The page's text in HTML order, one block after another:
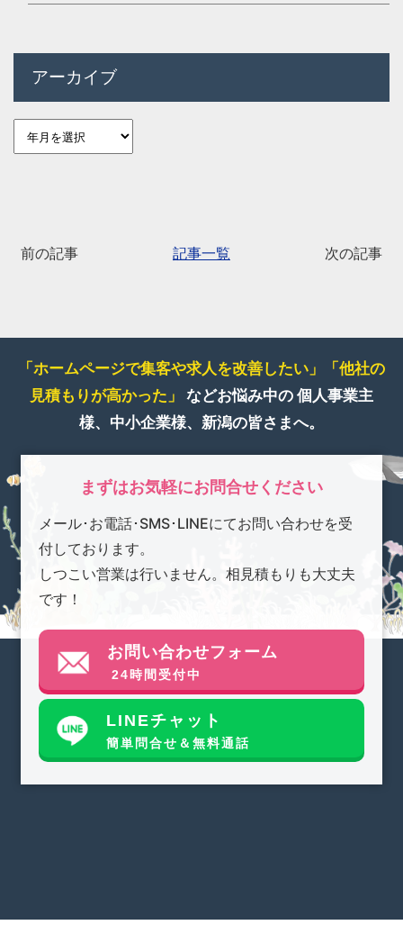
アーカイブ
前の記事 記事一覧 次の記事
「ホームページで集客や求人を改善したい」
「他社の
見積もりが高かった」 などお悩み中の 個人事業主
様、中小企業様、新潟の皆さまへ。
まずはお気軽にお問合せください
メール･お電話･SMS･LINEにてお問い合わせを受
付しております。
しつこい営業は行いません。相見積もりも大丈夫
です！
お問い合わせフォーム
24時間受付中
LINEチャット
簡単問合せ＆無料通話